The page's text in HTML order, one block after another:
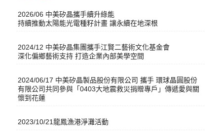
2026/06 中美矽晶攜手續升綠能
持續推動太陽能光電種籽計畫 讓永續在地深根
2024/12 中美矽晶集團攜手江賢二藝術文化基金會
深化偏鄉藝術支持 打造企業內部美學空間
2024/06/17 中美矽晶製品股份有限公司 攜手 環球晶圓股份
有限公司共同參與「0403大地震救災捐贈專戶」傳遞愛與關
懷到花蓮
2023/10/21龍鳳漁港淨灘活動